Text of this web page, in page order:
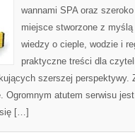
wannami SPA oraz
miejsce stworzone z
wiedzy o cieple, wodzie i
praktyczne treści dla
szerszej perspektywy.
Ogromnym atutem serwisu
się […]